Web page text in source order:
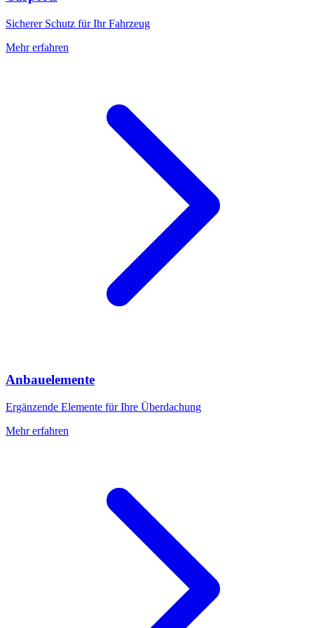
Sicherer Schutz für Ihr Fahrzeug
Mehr erfahren
Anbauelemente
Ergänzende Elemente für Ihre Überdachung
Mehr erfahren